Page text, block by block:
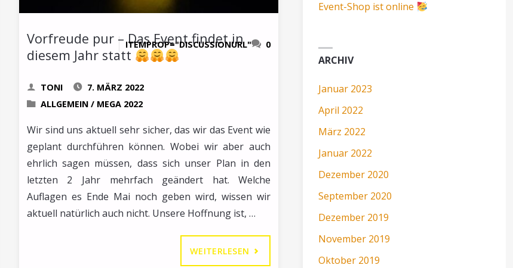
Vorfreude pur – Das Event findet in
diesem Jahr statt
ITEMPROP="DISCUSSIONURL" 0
TONI
7. MÄRZ 2022
ALLGEMEIN/ MEGA 2022
Wir sind uns aktuell sehr sicher, das wir das Event wie
geplant durchführen können. Wobei wir aber auch
ehrlich sagen müssen, dass sich unser Plan in den
letzten 2 Jahr mehrfach geändert hat. Welche
Auflagen es Ende Mai noch geben wird, wissen wir
aktuell natürlich auch nicht. Unsere Hoffnung ist, …
WEITERLESEN "VORFREUDE
Event-Shop ist online
ARCHIV
Januar 2023
April 2022
März 2022
Januar 2022
Dezember 2020
September 2020
Dezember 2019
November 2019
Oktober 2019